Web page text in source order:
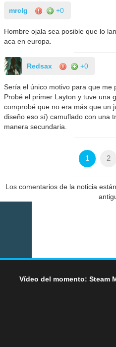
mrclg +0
Hombre ojala sea posible que lo
aca en europa.
Redsax +0
Sería el único motivo para que me
Probé el primer Layton y tuve una
comprobé que no era más que un
diseño eso sí) camuflado con una
manera secundaria.
1 2
Los comentarios de la noticia
Vídeo del momento: Steam